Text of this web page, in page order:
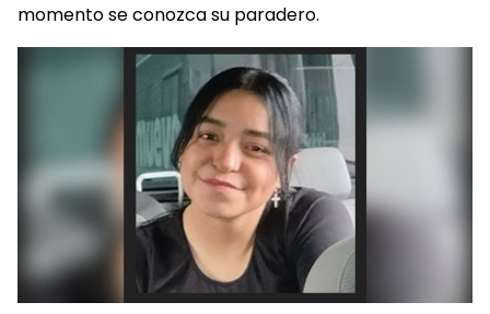
momento se conozca su paradero.